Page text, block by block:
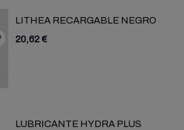
LITHEA RECARGABLE NEGRO
20,62 €
LUBRICANTE HYDRA PLUS